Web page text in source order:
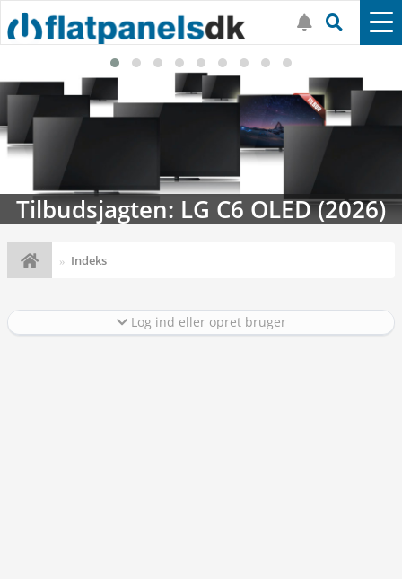
Streaming-kalenderen: Nyt i
Indeks
Log ind eller opret bruger